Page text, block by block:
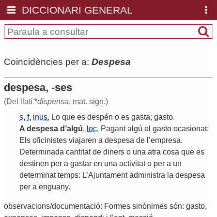
DICCIONARI GENERAL
Coincidències per a: Despesa
despesa, -ses
(Del llatí *dispensa, mat. sign.)
s. f. inus. Lo que es despén o es gasta; gasto.
A despesa d ’algú, loc. Pagant algú el gasto ocasionat:
Els oficinistes viajaren a despesa de ’empresa.
Determinada cantitat de diners o una atra cosa que es
destinen per a gastar en una activitat o per a un
determinat temps: L’Ajuntament administra la despesa
per a enguany.
observacions/documentació: Formes sinònimes són: gasto,